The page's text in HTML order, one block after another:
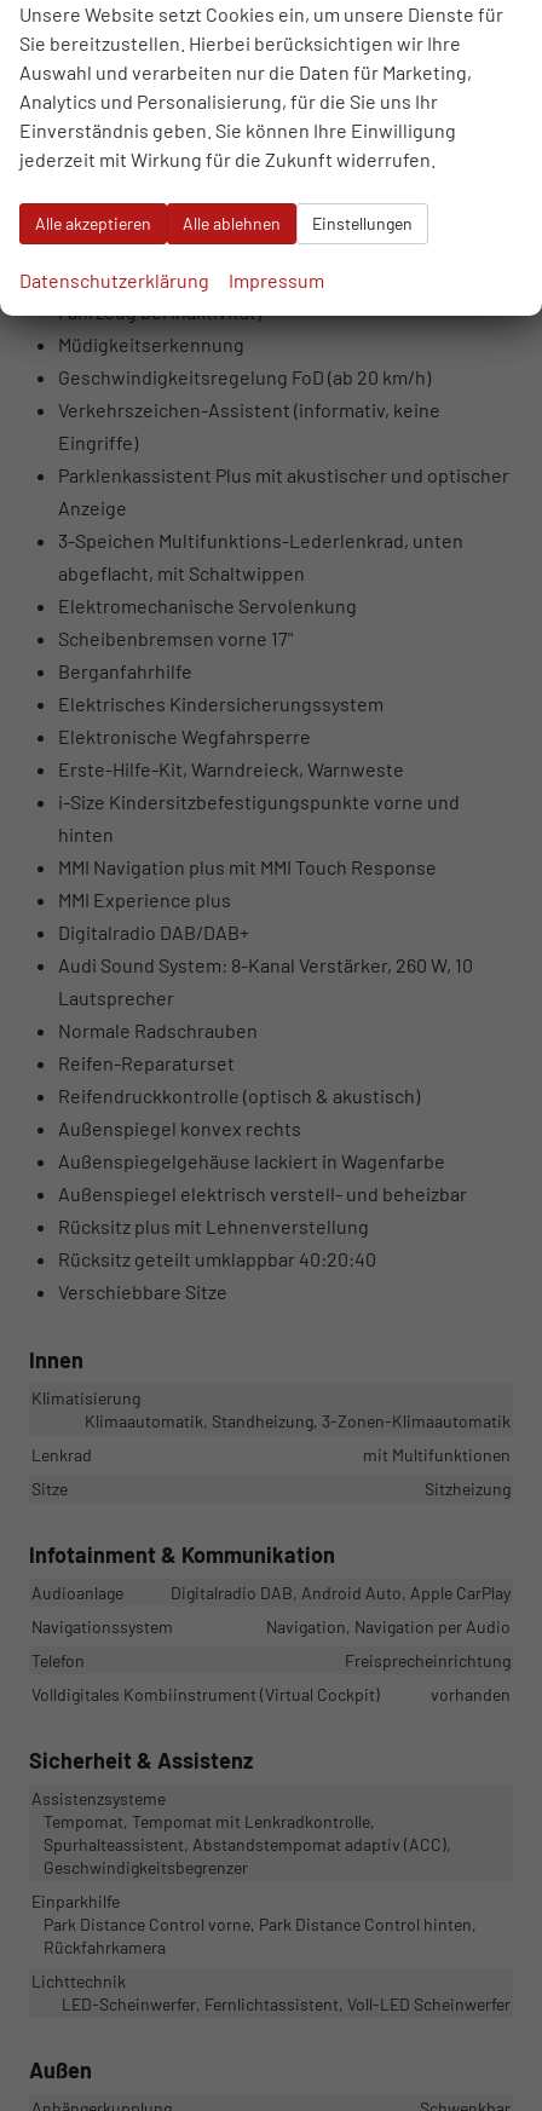
LED-Scheinwerfer mit Fern- und Abblendlicht,
Tagfahrlicht, Positionslicht
Blinker in Glühlampentechnologie
LED-Rückleuchten (Blinker, Bremslicht,
Rückfahrlicht)
Kreuzungsassistent
Ausweichassistent mit Lenksupport
Spurhalteassistent mit Notfallassistent (übernimmt
Fahrzeug bei Inaktivität)
Müdigkeitserkennung
Geschwindigkeitsregelung FoD (ab 20 km/h)
Verkehrszeichen-Assistent (informativ, keine
Eingriffe)
Parklenkassistent Plus mit akustischer und optischer
Anzeige
3-Speichen Multifunktions-Lederlenkrad, unten
abgeflacht, mit Schaltwippen
Elektromechanische Servolenkung
Scheibenbremsen vorne 17"
Berganfahrhilfe
Elektrisches Kindersicherungssystem
Elektronische Wegfahrsperre
Erste-Hilfe-Kit, Warndreieck, Warnweste
i-Size Kindersitzbefestigungspunkte vorne und
hinten
MMI Navigation plus mit MMI Touch Response
MMI Experience plus
Digitalradio DAB/DAB+
Audi Sound System: 8-Kanal Verstärker, 260 W, 10
Lautsprecher
Normale Radschrauben
Reifen-Reparaturset
Reifendruckkontrolle (optisch & akustisch)
Außenspiegel konvex rechts
Außenspiegelgehäuse lackiert in Wagenfarbe
Außenspiegel elektrisch verstell- und beheizbar
Rücksitz plus mit Lehnenverstellung
Rücksitz geteilt umklappbar 40:20:40
Verschiebbare Sitze
Innen
Klimatisierung
Klimaautomatik, Standheizung, 3-Zonen-Klimaautomatik
Lenkrad
mit Multifunktionen
Sitze
Sitzheizung
Infotainment & Kommunikation
Audioanlage
Digitalradio DAB, Android Auto, Apple CarPlay
Navigationssystem
Navigation, Navigation per Audio
Telefon
Freisprecheinrichtung
Volldigitales Kombiinstrument (Virtual Cockpit)
vorhanden
Sicherheit & Assistenz
Assistenzsysteme
Tempomat, Tempomat mit Lenkradkontrolle,
Spurhalteassistent, Abstandstempomat adaptiv (ACC),
Geschwindigkeitsbegrenzer
Einparkhilfe
Park Distance Control vorne, Park Distance Control hinten,
Rückfahrkamera
Lichttechnik
LED-Scheinwerfer, Fernlichtassistent, Voll-LED Scheinwerfer
Außen
Unsere Website setzt Cookies ein, um unsere Dienste für
Sie bereitzustellen. Hierbei berücksichtigen wir Ihre
Auswahl und verarbeiten nur die Daten für Marketing,
Analytics und Personalisierung, für die Sie uns Ihr
Einverständnis geben. Sie können Ihre Einwilligung
jederzeit mit Wirkung für die Zukunft widerrufen.
Alle akzeptieren Alle ablehnen Einstellungen
Datenschutzerklärung Impressum